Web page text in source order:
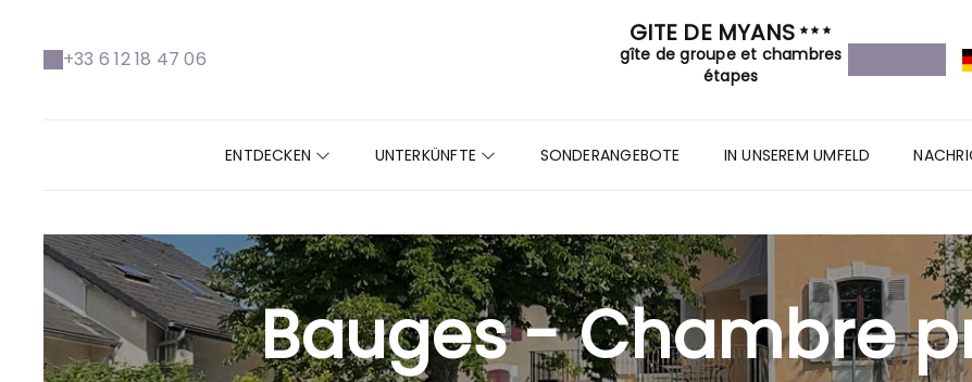
+33 6 12 18 47 06
GITE DE MYANS
gîte de groupe et chambres
étapes
ENTDECKEN UNTERKÜNFTE SONDERANGEBOTE IN UNSEREM UMFELD
Bauges - Chambre